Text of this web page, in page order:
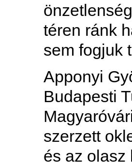
téren ránk
sem fogjuk
Apponyi
Budapesti
szerzett
és az olasz